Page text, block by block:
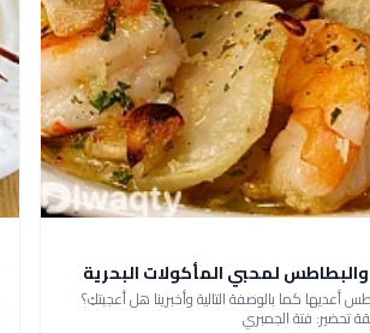
لمحبي المأكولات البحرية
أعديها كما بالوصفة التالية وأخبرينا هل أعجبتكِ؟
تحضير: فتة الجمبري